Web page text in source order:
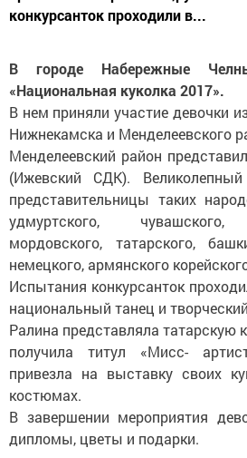
конкурсанток проходили в...
В городе Набережные
«Национальная куколка 2017».
В нем приняли участие девочки
Нижнекамска и Менделеевского
Менделеевский район
(Ижевский СДК).
представительницы таких
удмуртского, чувашского,
мордовского, татарского,
немецкого, армянского
Испытания конкурсанток
национальный танец и
Ралина представляла татарскую
получила титул «Мисс-
привезла на выставку своих
костюмах.
В завершении мероприятия
дипломы, цветы и подарки.